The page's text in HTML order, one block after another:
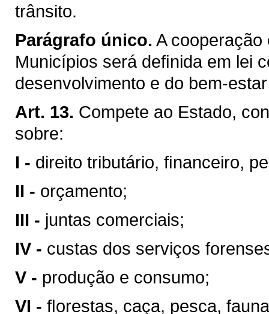
trânsito.
Parágrafo único. A cooperação
Municípios será deﬁnida em lei
desenvolvimento e do bem-
Art. 13. Compete ao Estado,
sobre:
I - direito tributário, ﬁnanceiro,
II - orçamento;
III - juntas comerciais;
IV - custas dos serviços
V - produção e consumo;
VI - ﬂorestas, caça, pesca,